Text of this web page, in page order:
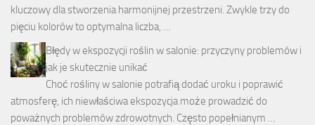
kluczowy dla stworzenia harmonijnej przestrzeni. Zwykle trzy do
pięciu kolorów to optymalna liczba, …
Błędy w ekspozycji roślin w salonie: przyczyny problemów i
jak je skutecznie unikać
Choć rośliny w salonie potrafią dodać uroku i poprawić
atmosferę, ich niewłaściwa ekspozycja może prowadzić do
poważnych problemów zdrowotnych. Często popełnianym …